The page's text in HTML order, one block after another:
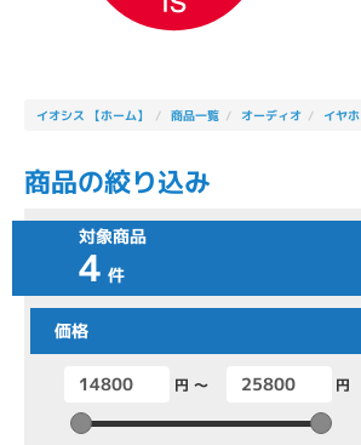
イオシス 【ホーム】 商品一覧 オーディオ イヤ
商品の絞り込み
対象商品
4 件
価格
円 ～ 円
フリーワード
人気の検索ワード： Let's note EliteBook MacBook
シリーズ
商品シリーズ名・ブランド名の絞り込み。
dynabook LAVIE FMV
aspire